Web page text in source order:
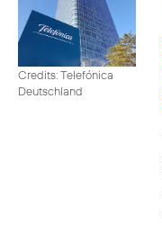
Credits: Telefónica
Deutschland